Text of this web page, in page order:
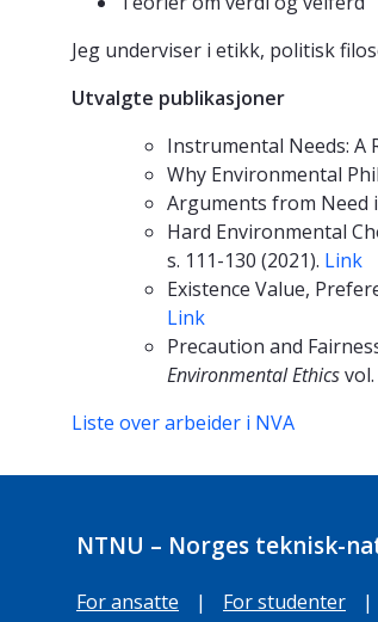
Jeg underviser i etikk, politisk
Utvalgte publikasjoner
Instrumental Needs: A
Why Environmental
Arguments from Need
Hard Environmental
s. 111-130 (2021). Link
Existence Value,
Link
Precaution and
Environmental Ethics
Liste over arbeider i NVA
NTNU – Norges teknisk-
For ansatte | For studenter |